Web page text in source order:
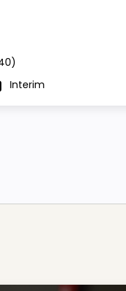
Interim